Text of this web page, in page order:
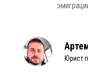
Юрист